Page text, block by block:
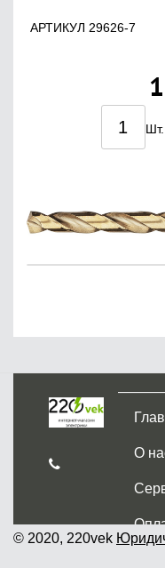
АРТИКУЛ 29626-7
Шт.
О
© 2020, 220vek